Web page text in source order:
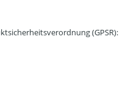
(GPSR):